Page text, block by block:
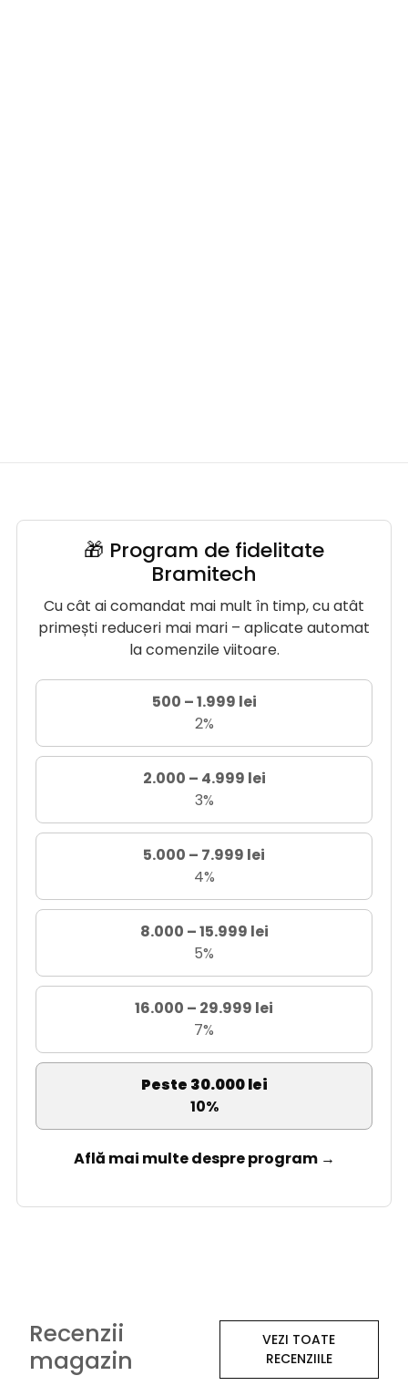
🎁 Program de fidelitate
Bramitech
Cu cât ai comandat mai mult în timp, cu atât
primești reduceri mai mari – aplicate automat
la comenzile viitoare.
500 – 1.999 lei
2%
2.000 – 4.999 lei
3%
5.000 – 7.999 lei
4%
8.000 – 15.999 lei
5%
16.000 – 29.999 lei
7%
Peste 30.000 lei
10%
Află mai multe despre program →
Recenzii
magazin
VEZI TOATE
RECENZIILE